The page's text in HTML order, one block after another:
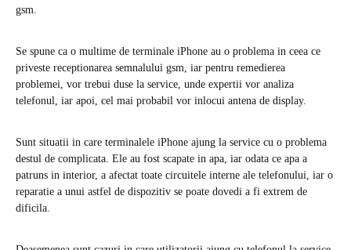
gsm.
Se spune ca o multime de terminale iPhone au o problema in ceea ce
priveste receptionarea semnalului gsm, iar pentru remedierea
problemei, vor trebui duse la service, unde expertii vor analiza
telefonul, iar apoi, cel mai probabil vor inlocui antena de display.
Sunt situatii in care terminalele iPhone ajung la service cu o problema
destul de complicata. Ele au fost scapate in apa, iar odata ce apa a
patruns in interior, a afectat toate circuitele interne ale telefonului, iar o
reparatie a unui astfel de dispozitiv se poate dovedi a fi extrem de
dificila.